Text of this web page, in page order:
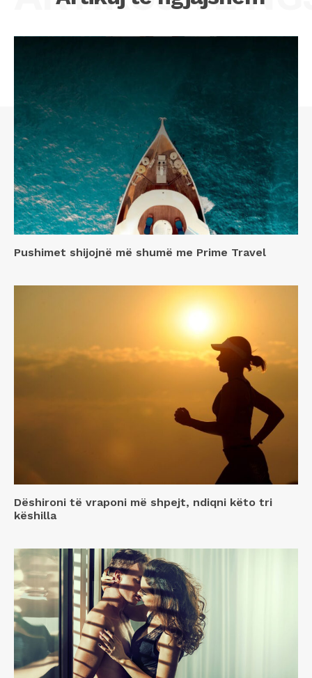
Pushimet shijojnë më shumë me Prime Travel
Dëshironi të vraponi më shpejt, ndiqni këto tri
këshilla